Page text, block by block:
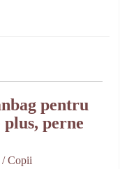
pentru
perne
/ Copii